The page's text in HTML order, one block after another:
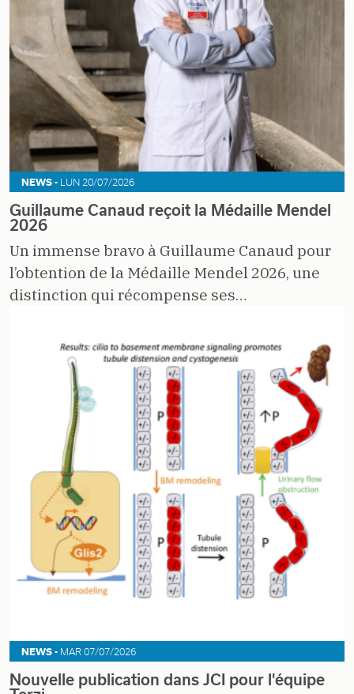
NEWS - LUN 20/07/2026
Guillaume Canaud reçoit la Médaille Mendel
2026
Un immense bravo à Guillaume Canaud pour
l’obtention de la Médaille Mendel 2026, une
distinction qui récompense ses…
NEWS - MAR 07/07/2026
Nouvelle publication dans JCI pour l'équipe